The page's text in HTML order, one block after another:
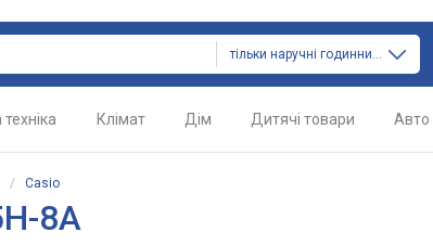
тільки наручні годинники
Клімат Дім Дитячі товари Авто
/ Casio
8A